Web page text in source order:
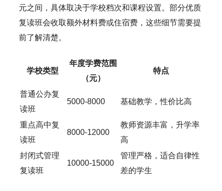
元之间，具体取决于学校档次和课程设置。部分优质
复读班会收取额外材料费或住宿费，这些细节需要提
前了解清楚。
学校类型
年度学费范围
（元）
特点
普通公办复
读班
5000-8000 基础教学，性价比高
重点高中复
读班
8000-12000
教师资源丰富，升学率
高
封闭式管理
复读班
10000-15000
管理严格，适合自律性
差的学生